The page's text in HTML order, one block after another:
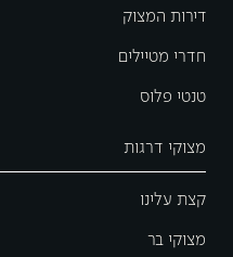
דירות המצוק
חדרי מטיילים
טנטי פלוס
מצוקי דרגות
קצת עלינו
מצוקי בר